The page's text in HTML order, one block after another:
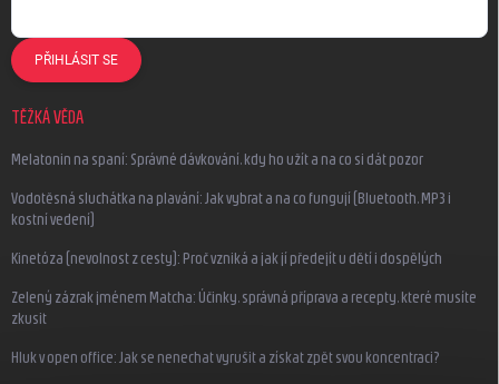
PŘIHLÁSIT SE
TĚŽKÁ VĚDA
Melatonin na spaní: Správné dávkování, kdy ho užít a na co si dát pozor
Vodotěsná sluchátka na plavání: Jak vybrat a na co fungují (Bluetooth, MP3 i
kostní vedení)
Kinetóza (nevolnost z cesty): Proč vzniká a jak jí předejít u dětí i dospělých
Zelený zázrak jménem Matcha: Účinky, správná příprava a recepty, které musíte
zkusit
Hluk v open office: Jak se nenechat vyrušit a získat zpět svou koncentraci?